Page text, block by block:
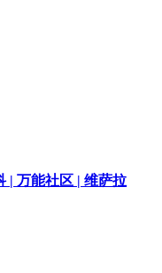
| 万能社区 | 维萨拉